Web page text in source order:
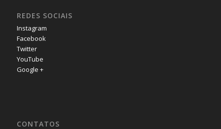
REDES SOCIAIS
Instagram
Facebook
Twitter
YouTube
Google +
CONTATOS